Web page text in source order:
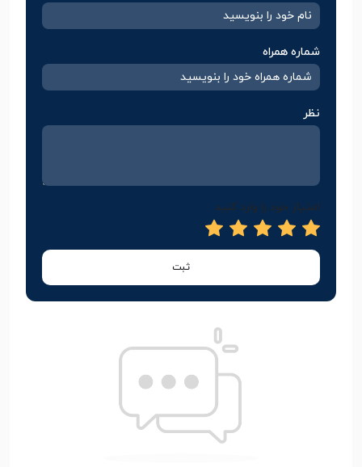
شماره همراه
نظر
امتیاز خود را وارد کنید
ثبت